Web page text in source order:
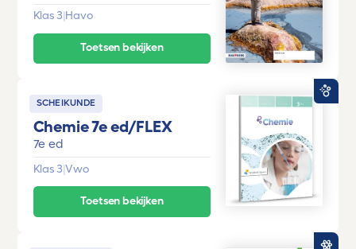
Klas 3 Havo
Toetsen bekijken
SCHEIKUNDE
Chemie 7e ed/FLEX
7e ed
Klas 3|Vwo
Toetsen bekijken